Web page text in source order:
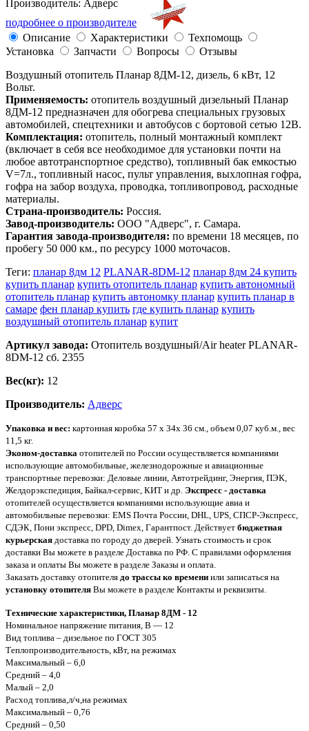
Производитель: Адверс
подробнее о производителе
Описание
Характеристики
Техпомощь
Установка
Запчасти Вопросы
Отзывы
Воздушный отопитель Планар 8ДМ-12, дизель, 6 кВт, 12
Вольт.
Применяемость: отопитель воздушный дизельный Планар
8ДМ-12 предназначен для обогрева специальных грузовых
автомобилей, спецтехники и автобусов с бортовой сетью 12В.
Комплектация: отопитель, полный монтажный комплект
(включает в себя все необходимое для установки почти на
любое автотранспортное средство), топливный бак емкостью
V=7л., топливный насос, пульт управления, выхлопная гофра,
гофра на забор воздуха, проводка, топливопровод, расходные
материалы.
Страна-производитель: Россия.
Завод-производитель: ООО "Адверс", г. Самара.
Гарантия завода-производителя: по времени 18 месяцев, по
пробегу 50 000 км., по ресурсу 1000 моточасов.
Теги: планар 8дм 12 PLANAR-8DM-12 планар 8дм 24 купить
купить планар купить отопитель планар купить автономный
отопитель планар купить автономку планар купить планар в
самаре фен планар купить где купить планар купить
воздушный отопитель планар купит
Артикул завода: Отопитель воздушный/Air heater PLANAR-
8DM-12 сб. 2355
Вес(кг): 12
Производитель: Адверс
Упаковка и вес: картонная коробка 57 х 34х 36 см., объем 0,07 куб.м., вес
11,5 кг.
Эконом-доставка отопителей по России осуществляется компаниями
использующие автомобильные, железнодорожные и авиационные
транспортные перевозки: Деловые линии, Автотрейдинг, Энергия, ПЭК,
Желдорэкспедиция, Байкал-сервис, КИТ и др. Экспресс - доставка
отопителей осуществляется компаниями использующие авиа и
автомобильные перевозки: EMS Почта России, DHL, UPS, СПСР-Экспресс,
СДЭК, Пони экспресс, DPD, Dimex, Гарантпост. Действует бюджетная
курьерская доставка по городу до дверей. Узнать стоимость и срок
доставки Вы можете в разделе Доставка по РФ. С правилами оформления
заказа и оплаты Вы можете в разделе Заказы и оплата.
Заказать доставку отопителя до трассы ко времени или записаться на
установку отопителя Вы можете в разделе Контакты и реквизиты.
Технические характеристики, Планар 8ДМ - 12
Номинальное напряжение питания, В — 12
Вид топлива – дизельное по ГОСТ 305
Теплопроизводительность, кВт, на режимах
Максимальный – 6,0
Средний – 4,0
Малый – 2,0
Расход топлива,л/ч,на режимах
Максимальный – 0,76
Средний – 0,50